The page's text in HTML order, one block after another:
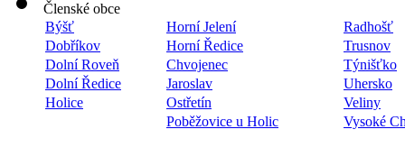
Členské obce
Býšť
Horní Jelení
Radhošť
Dobříkov
Horní Ředice
Trusnov
Dolní Roveň
Chvojenec
Týnišťko
Dolní Ředice
Jaroslav
Uhersko
Holice
Ostřetín
Veliny
Poběžovice u Holic
Vysoké